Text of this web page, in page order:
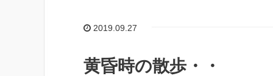
2019.09.27
黄昏時の散歩・・